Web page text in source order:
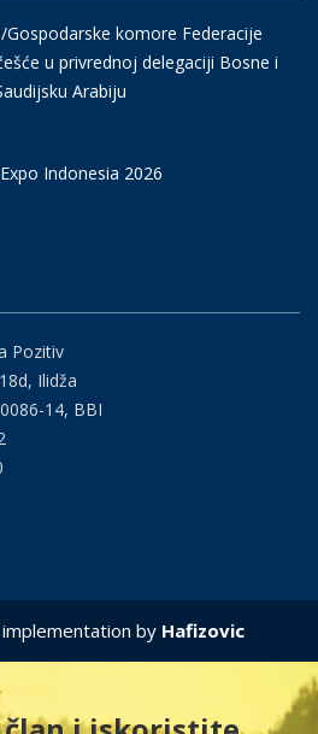
komore Federacije
u privrednoj delegaciji Bosne i
Arabiju
Indonesia 2026
Pozitiv
Ilidža
14, BBI
by Hafizovic